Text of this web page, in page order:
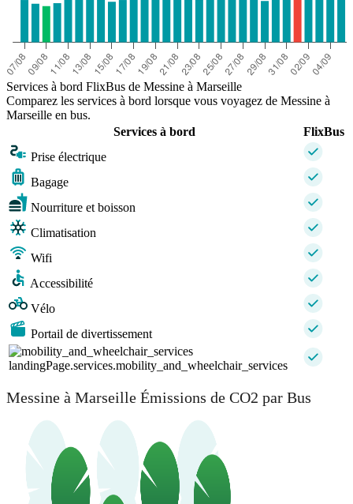
Services à bord FlixBus de Messine à Marseille
Comparez les services à bord lorsque vous voyagez de Messine à
Marseille en bus.
Services à bord
FlixBus
Prise électrique
Bagage
Nourriture et boisson
Climatisation
Wifi
Accessibilité
Vélo
Portail de divertissement
landingPage.services.mobility_and_wheelchair_services
Messine à Marseille Émissions de CO2 par Bus